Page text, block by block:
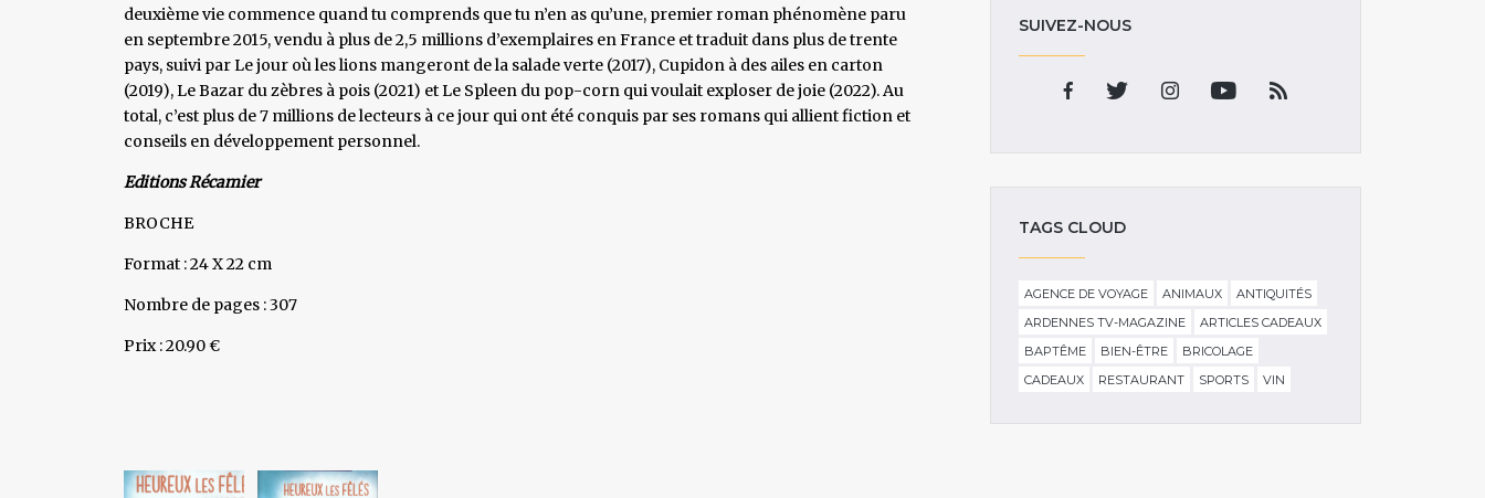
deuxième vie commence quand tu comprends que tu n’en as qu’une, premier roman phénomène paru
en septembre 2015, vendu à plus de 2,5 millions d’exemplaires en France et traduit dans plus de trente
pays, suivi par Le jour où les lions mangeront de la salade verte (2017), Cupidon à des ailes en carton
(2019), Le Bazar du zèbres à pois (2021) et Le Spleen du pop-corn qui voulait exploser de joie (2022). Au
total, c’est plus de 7 millions de lecteurs à ce jour qui ont été conquis par ses romans qui allient fiction et
conseils en développement personnel.
Editions Récamier
BROCHE
Format : 24 X 22 cm
Nombre de pages : 307
Prix : 20.90 €
SUIVEZ-NOUS
TAGS CLOUD
AGENCE DE VOYAGE ANIMAUX
ANTIQUITÉS
ARDENNES TV-MAGAZINE
ARTICLES CADEAUX
BAPTÊME
BIEN-ÊTRE
BRICOLAGE
CADEAUX
RESTAURANT SPORTS VIN